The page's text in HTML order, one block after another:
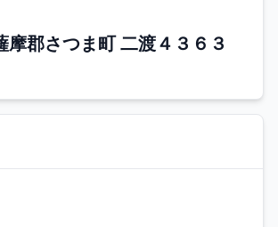
摩郡さつま町 二渡４３６３